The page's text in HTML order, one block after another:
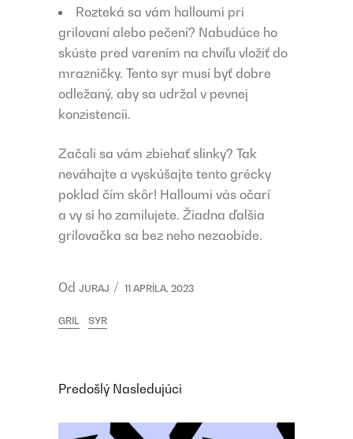
Rozteká sa vám halloumi pri
grilovaní alebo pečení? Nabudúce ho
skúste pred varením na chvíľu vložiť do
mrazničky. Tento syr musí byť dobre
odležaný, aby sa udržal v pevnej
konzistencii.
Začali sa vám zbiehať slinky? Tak
neváhajte a vyskúšajte tento grécky
poklad čím skôr! Halloumi vás očarí
a vy si ho zamilujete. Žiadna ďalšia
grilovačka sa bez neho nezaobíde.
Od JURAJ 11 APRÍLA, 2023
GRIL SYR
Predošlý Nasledujúci